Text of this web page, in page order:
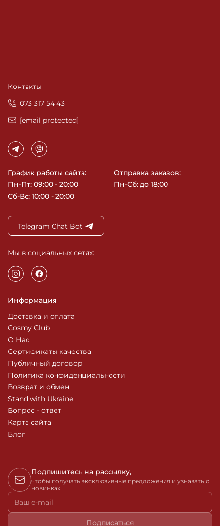
Контакты
‎073 317 54 43
[email protected]
График работы сайта:
Пн-Пт: 09:00 - 20:00
Сб-Вс: 10:00 - 20:00
Отправка заказов:
Пн-Сб: до 18:00
Telegram Chat Bot
Мы в социальных сетях:
Информация
Доставка и оплата
Cosmy Club
О Нас
Сертификаты качества
Публичный договор
Политика конфиденциальности
Возврат и обмен
Stand with Ukraine
Вопрос - ответ
Карта сайта
Блог
Подпишитесь на рассылку,
чтобы получать эксклюзивные предложения и узнавать о
новинках
Ваш e-mail
Подписаться